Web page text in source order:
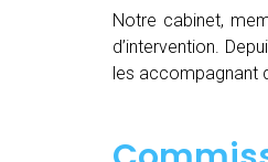
Notre cabinet,
d’intervention.
les accompagnant